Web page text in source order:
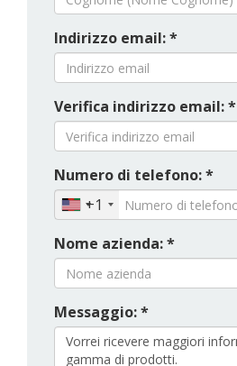
Indirizzo email: *
Verifica indirizzo email: *
Numero di telefono: *
+1
Nome azienda: *
Messaggio: *